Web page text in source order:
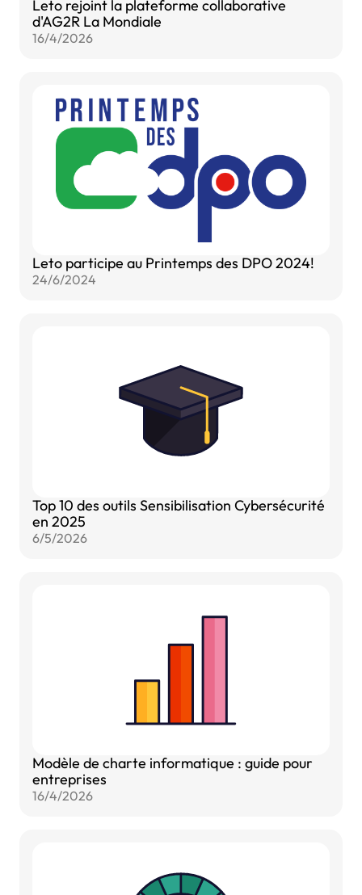
Leto rejoint la plateforme collaborative
d'AG2R La Mondiale
16/4/2026
Leto participe au Printemps des DPO 2024!
24/6/2024
Top 10 des outils Sensibilisation Cybersécurité
en 2025
6/5/2026
Modèle de charte informatique : guide pour
entreprises
16/4/2026